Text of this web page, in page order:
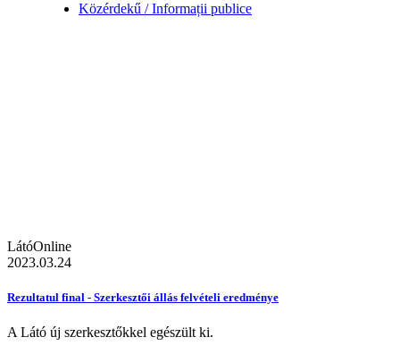
Közérdekű / Informații publice
LátóOnline
2023.03.24
Rezultatul final - Szerkesztői állás felvételi eredménye
A Látó új szerkesztőkkel egészült ki.